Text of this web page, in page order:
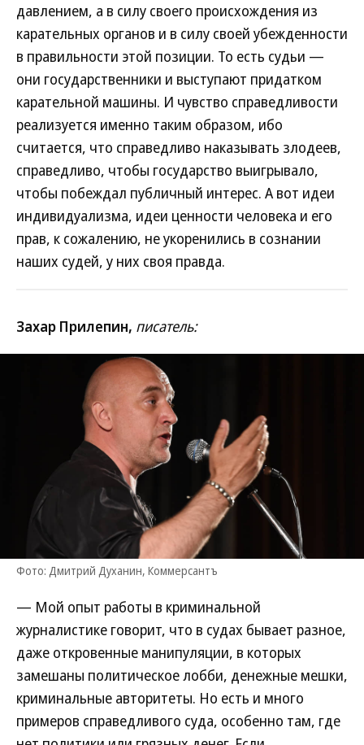
давлением, а в силу своего происхождения из
карательных органов и в силу своей убежденности
в правильности этой позиции. То есть судьи —
они государственники и выступают придатком
карательной машины. И чувство справедливости
реализуется именно таким образом, ибо
считается, что справедливо наказывать злодеев,
справедливо, чтобы государство выигрывало,
чтобы побеждал публичный интерес. А вот идеи
индивидуализма, идеи ценности человека и его
прав, к сожалению, не укоренились в сознании
наших судей, у них своя правда.
Захар Прилепин, писатель:
Фото: Дмитрий Духанин, Коммерсантъ
— Мой опыт работы в криминальной
журналистике говорит, что в судах бывает разное,
даже откровенные манипуляции, в которых
замешаны политическое лобби, денежные мешки,
криминальные авторитеты. Но есть и много
примеров справедливого суда, особенно там, где